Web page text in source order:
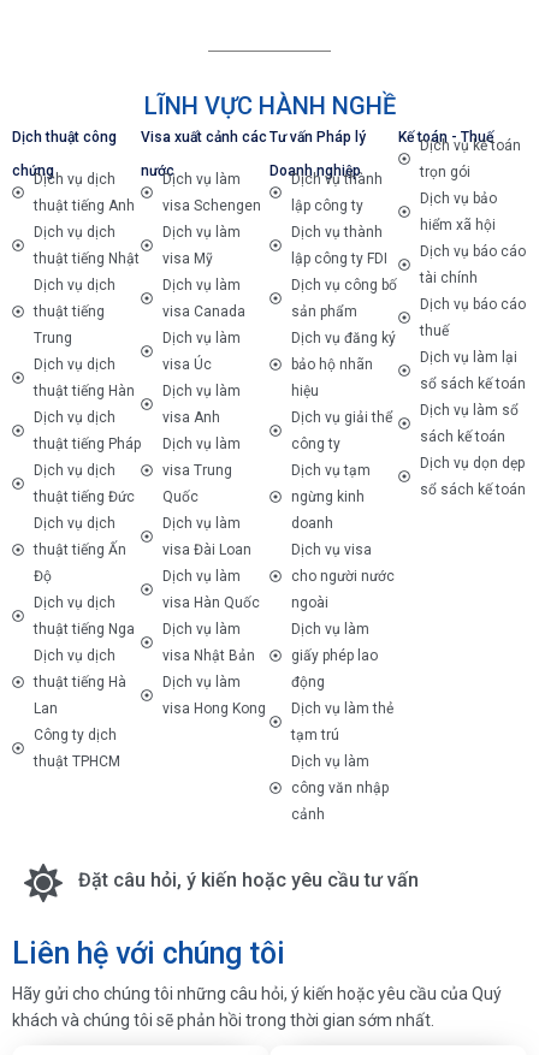
LĨNH VỰC HÀNH NGHỀ
Dịch thuật công
chứngDịch vụ dịch
thuật tiếng Anh
Dịch vụ dịch
thuật tiếng Nhật
Dịch vụ dịch
thuật tiếng
Trung
Dịch vụ dịch
thuật tiếng Hàn
Dịch vụ dịch
thuật tiếng Pháp
Dịch vụ dịch
thuật tiếng Đức
Dịch vụ dịch
thuật tiếng Ấn
Độ
Dịch vụ dịch
thuật tiếng Nga
Dịch vụ dịch
thuật tiếng Hà
Lan
Công ty dịch
thuật TPHCM
Visa xuất cảnh các
nướcDịch vụ làm
visa Schengen
Dịch vụ làm
visa Mỹ
Dịch vụ làm
visa Canada
Dịch vụ làm
visa Úc
Dịch vụ làm
visa Anh
Dịch vụ làm
visa Trung
Quốc
Dịch vụ làm
visa Đài Loan
Dịch vụ làm
visa Hàn Quốc
Dịch vụ làm
visa Nhật Bản
Dịch vụ làm
visa Hong Kong
Tư vấn Pháp lý
Doanh nghiệp
Dịch vụ thành
lập công ty
Dịch vụ thành
lập công ty FDI
Dịch vụ công bố
sản phẩm
Dịch vụ đăng ký
bảo hộ nhãn
hiệu
Dịch vụ giải thể
công ty
Dịch vụ tạm
ngừng kinh
doanh
Dịch vụ visa
cho người nước
ngoài
Dịch vụ làm
giấy phép lao
động
Dịch vụ làm thẻ
tạm trú
Dịch vụ làm
công văn nhập
cảnh
Kế toán - Thuế
Dịch vụ kế toán
trọn gói
Dịch vụ bảo
hiểm xã hội
Dịch vụ báo cáo
tài chính
Dịch vụ báo cáo
thuế
Dịch vụ làm lại
sổ sách kế toán
Dịch vụ làm sổ
sách kế toán
Dịch vụ dọn dẹp
sổ sách kế toán
Đặt câu hỏi, ý kiến hoặc yêu cầu tư vấn
Liên hệ với chúng tôi
Hãy gửi cho chúng tôi những câu hỏi, ý kiến hoặc yêu cầu của Quý
khách và chúng tôi sẽ phản hồi trong thời gian sớm nhất.